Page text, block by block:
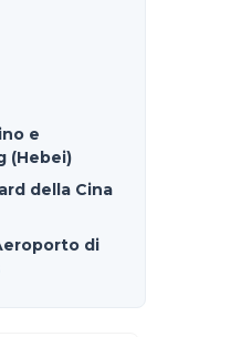
e
(Hebei)
della Cina
di